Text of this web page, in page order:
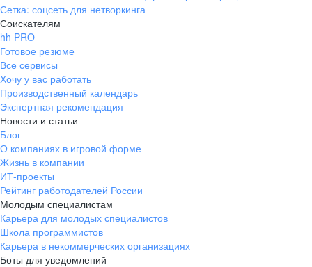
Сетка: соцсеть для нетворкинга
Соискателям
hh PRO
Готовое резюме
Все сервисы
Хочу у вас работать
Производственный календарь
Экспертная рекомендация
Новости и статьи
Блог
О компаниях в игровой форме
Жизнь в компании
ИТ-проекты
Рейтинг работодателей России
Молодым специалистам
Карьера для молодых специалистов
Школа программистов
Карьера в некоммерческих организациях
Боты для уведомлений